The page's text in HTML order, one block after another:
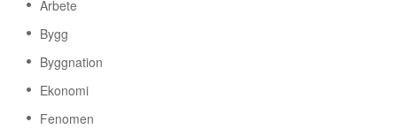
Arbete
Bygg
Byggnation
Ekonomi
Fenomen